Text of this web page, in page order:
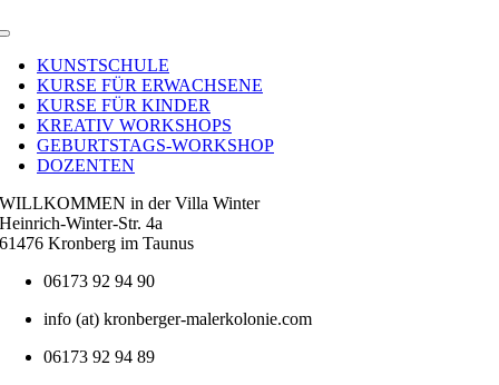
Toggle
NavigationKUNSTSCHULE
KURSE FÜR ERWACHSENE
KURSE FÜR KINDER
KREATIV WORKSHOPS
GEBURTSTAGS-WORKSHOP
DOZENTEN
WILLKOMMEN in der Villa Winter
Heinrich-Winter-Str. 4a
61476 Kronberg im Taunus
06173 92 94 90
info (at) kronberger-malerkolonie.com
06173 92 94 89